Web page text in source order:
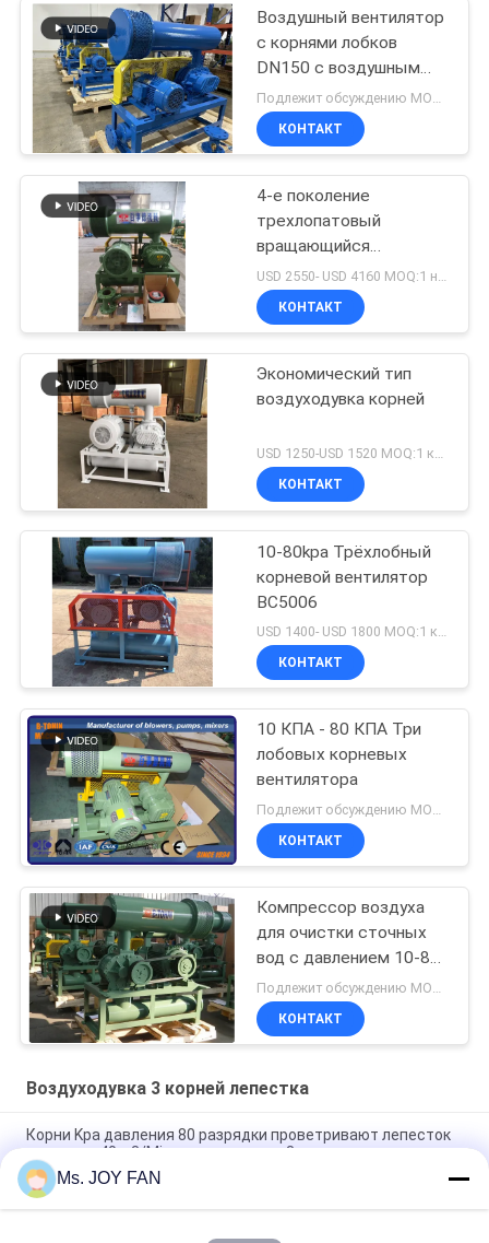
Воздушный вентилятор
с корнями лобков
DN150 с воздушным
охлаждением,
вентилятор с
вертикальными
КОНТАКТ
4-е поколение
трехлопатовый
вращающийся
вентилятор DN125
BK6008
КОНТАКТ
Экономический тип
воздуходувка корней
USD 1250-USD 1520 MOQ:1 комплект
КОНТАКТ
10-80kpa Трёхлобный
корневой вентилятор
BC5006
USD 1400- USD 1800 MOQ:1 комплект
КОНТАКТ
10 КПА - 80 КПА Три
лобовых корневых
вентилятора
Подлежит обсуждению MOQ:1 набор
КОНТАКТ
Компрессор воздуха
для очистки сточных
вод с давлением 10-80
КПА
КОНТАКТ
Воздуходувка 3 корней лепестка
Корни Kpa давления 80 разрядки проветривают лепесток
роторное 40m3/Min литого железа 3 воздуходувки
10" 80kpa 71.52m3/Min 132kw Литой железный трехлобный
корневой вентилятор
Ms. JOY FAN